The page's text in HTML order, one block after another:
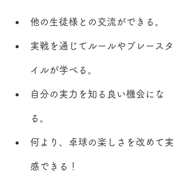
他の生徒様との交流ができる。
実戦を通じてルールやプレースタ
イルが学べる。
自分の実力を知る良い機会にな
る。
何より、卓球の楽しさを改めて実
感できる！